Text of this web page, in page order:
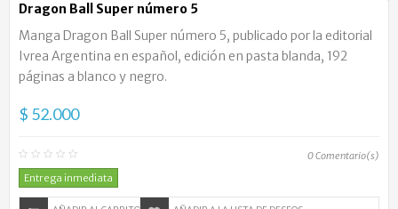
Dragon Ball Super número 5
Manga Dragon Ball Super número 5, publicado por la editorial
Ivrea Argentina en español, edición en pasta blanda, 192
páginas a blanco y negro.
$ 52.000
0Comentario(s)
Entrega inmediata